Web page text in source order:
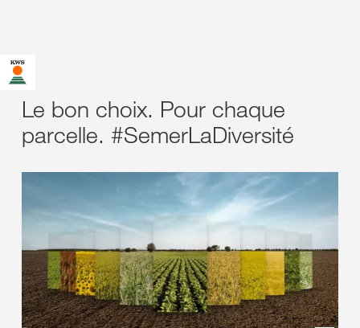
Le bon choix. Pour chaque
parcelle. #SemerLaDiversité